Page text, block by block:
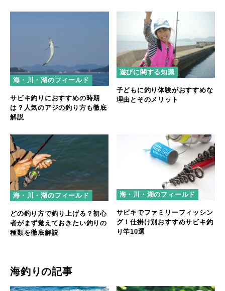
海・川・湖のフィールド
サビキ釣りにおすすめの時期
は？人気のアジの釣り方も徹底
解説
遊びに関する知識
子どもに釣り体験がおすすめな
理由とそのメリット
海・川・湖のフィールド
どの釣り方で釣り上げる？初心
者がまず覚えておきたい釣りの
種類を徹底解説
海・川・湖のフィールド
サビキでファミリーフィッシン
グ！仕掛け別おすすめサビキ釣
り竿10選
海釣りの記事